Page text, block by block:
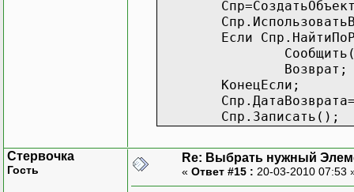
Если
Возврат;
КонецЕсли;
Спр.Записать();
Стервочка
Гость
Re: Выбрать нужный
« Ответ #15 : 20-03-2010 07:53